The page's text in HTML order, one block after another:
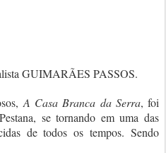
GUIMARÃES PASSOS.
A Casa Branca da Serra, foi
se tornando em uma das
de todos os tempos. Sendo